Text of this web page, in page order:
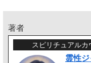
著者
スピリチュアル
霊性